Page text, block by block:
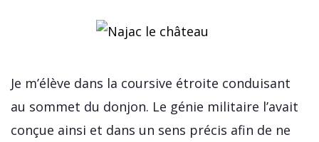
Je m’élève dans la coursive étroite conduisant
au sommet du donjon. Le génie militaire l’avait
conçue ainsi et dans un sens précis afin de ne